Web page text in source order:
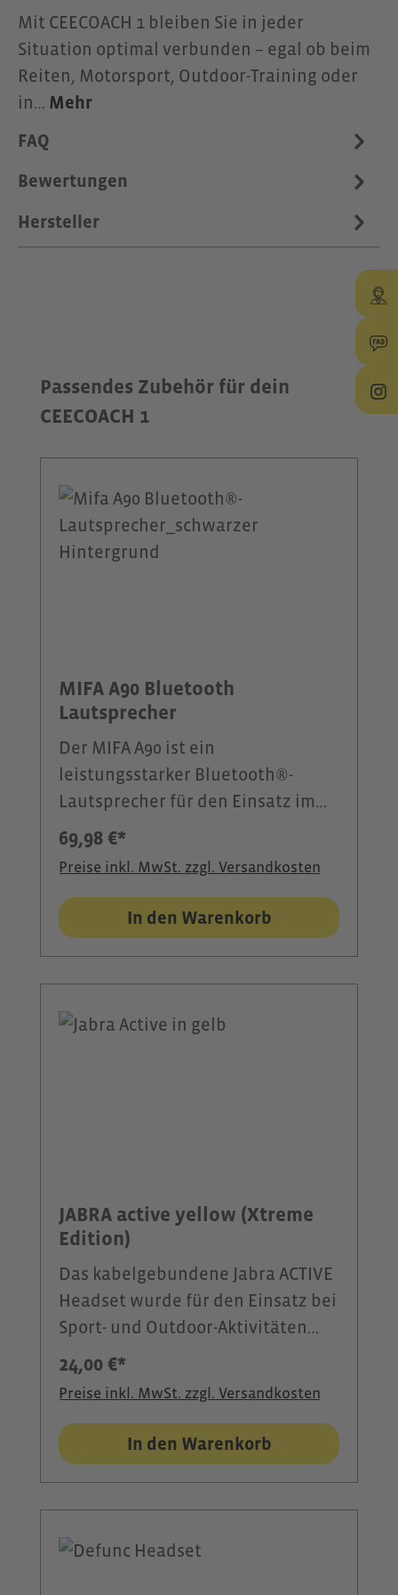
Mit CEECOACH 1 bleiben Sie in jeder
Situation optimal verbunden – egal ob beim
Reiten, Motorsport, Outdoor-Training oder
in… Mehr
FAQ
Bewertungen
Hersteller
Produktgalerie überspringen
Passendes Zubehör für dein
CEECOACH 1
MIFA A90 Bluetooth
Lautsprecher
Der MIFA A90 ist ein
leistungsstarker Bluetooth®-
Lautsprecher für den Einsatz im
Stall, auf dem Reitplatz oder bei
Outdoor-Aktivitäten. Mit einer 60
Watt Leistung, 360°-Sound und
klarer Sprachübertragung sorgt er
für eine zuverlässige
Kommunikation und einer
hervorragenden Klangqualität.
Dank Bluetooth® 5.0 lässt er sich
schnell mit Smartphones, Tablets
Wetterbedingungen. Der
ausdauernde Akku, praktische
Tragegurt und die dynamischen
LED-Lichteffekte machen den MIFA
A90 zum idealen Begleiter für
Training und Freizeit.
69,98 €*
Preise inkl. MwSt. zzgl. Versandkosten
In den Warenkorb
JABRA active yellow (Xtreme
Edition)
Das kabelgebundene Jabra ACTIVE
Headset wurde für den Einsatz bei
Sport- und Outdoor-Aktivitäten
entwickelt und bietet auch bei
intensiver Bewegung einen
sicheren und komfortablen
Sitz.Drei Paar EarGel™-
Silikonaufsätze in
unterschiedlichen Größen
ermöglichen eine individuelle
Passform. Die ergonomischen
24,00 €*
Preise inkl. MwSt. zzgl. Versandkosten
In den Warenkorb